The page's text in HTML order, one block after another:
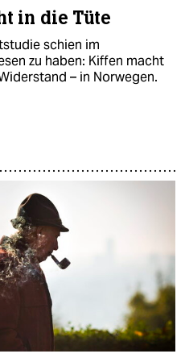
in die Tüte
schien im
zu haben: Kiffen macht
– in Norwegen.